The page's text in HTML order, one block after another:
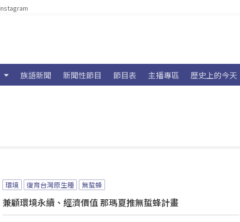
族語新聞 新聞性節目 節目表 主播專區 歷史上的今天
環境 復育台灣原生種 無蜇蜂
兼顧環境永續、經濟價值 那瑪夏推無蜇蜂計畫